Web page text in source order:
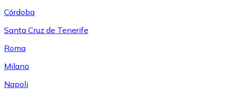
Córdoba
Santa Cruz de Tenerife
Roma
Milano
Napoli